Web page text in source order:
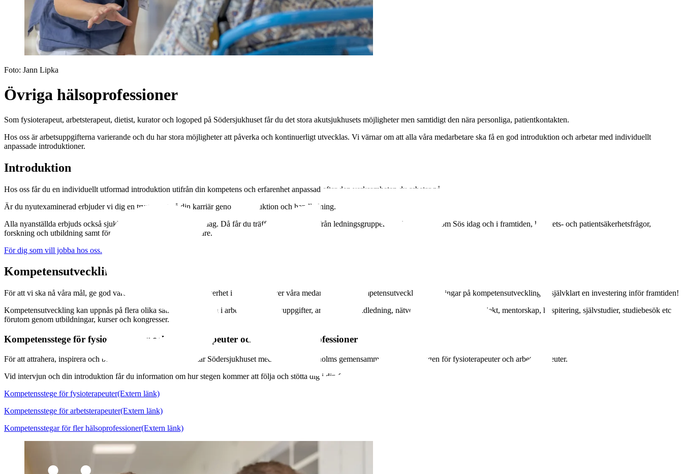
Foto: Jann Lipka
Övriga hälsoprofessioner
Som fysioterapeut, arbetsterapeut, dietist, kurator och logoped på Södersjukhuset får du det stora akutsjukhusets möjligheter men samtidigt den nära personliga, patientkontakten.
Hos oss är arbetsuppgifterna varierande och du har stora möjligheter att påverka och kontinuerligt utvecklas. Vi värnar om att alla våra medarbetare ska få en god introduktion och arbetar med individuellt
anpassade introduktioner.
Introduktion
Hos oss får du en individuellt utformad introduktion utifrån din kompetens och erfarenhet anpassad efter den verksamheten du arbetar på.
Är du nyutexaminerad erbjuder vi dig en trygg start på din karriär genom introduktion och handledning.
Alla nyanställda erbjuds också sjukhuset centrala introduktionsdag. Då får du träffa representanter från ledningsgruppen, får information om Sös idag och i framtiden, kvalitets- och patientsäkerhetsfrågor,
forskning och utbildning samt förmåner för dig som medarbetare.
För dig som vill jobba hos oss.
Kompetensutveckling
För att vi ska nå våra mål, ge god vårdkvalitet och hög patientsäkerhet i vården behöver våra medarbetare rätt kompetensutveckling. Satsningar på kompetensutveckling är självklart en investering inför framtiden!
Kompetensutveckling kan uppnås på flera olika sätt: genom att lära i arbetet, nya arbetsuppgifter, arbetsbyte, handledning, nätverk, delta i eller leda projekt, mentorskap, hospitering, självstudier, studiebesök etc
förutom genom utbildningar, kurser och kongresser.
Kompetensstege för fysioterapeuter och arbetsterapeuter och andra hälsoprofessioner
För att attrahera, inspirera och behålla våra medarbetare arbetar Södersjukhuset med Region Stockholms gemensamma kompetensstegen för fysioterapeuter och arbetsterapeuter.
Vid intervjun och din introduktion får du information om hur stegen kommer att följa och stötta dig i din fortsatta utveckling in din yrkesroll.
Kompetensstege för fysioterapeuter(Extern länk)
Kompetensstege för arbetsterapeuter(Extern länk)
Kompetensstegar för fler hälsoprofessioner(Extern länk)